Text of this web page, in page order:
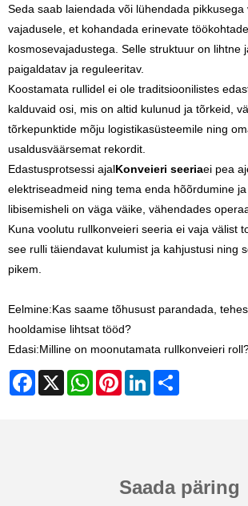
Seda saab laiendada või lühendada pikkusega
vajadusele, et kohandada erinevate
kosmosevajadustega. Selle struktuur on lihtne
paigaldatav ja reguleeritav.
Koostamata rullidel ei ole traditsioonilistes
kalduvaid osi, mis on altid kulunud ja tõrkeid,
tõrkepunktide mõju logistikasüsteemile ning
usaldusväärsemat rekordit.
Edastusprotsessi ajalKonveieri seeriaei pea
elektriseadmeid ning tema enda hõõrdumine
libisemisheli on väga väike, vähendades
Kuna voolutu rullkonveieri seeria ei vaja välist
see rulli täiendavat kulumist ja kahjustusi ning
pikem.
Eelmine:Kas saame tõhusust parandada,
hooldamise lihtsat tööd?
Edasi:Milline on moonutamata rullkonveieri
Facebook
X WhatsAppPinterestLinkedIn
Saada päring